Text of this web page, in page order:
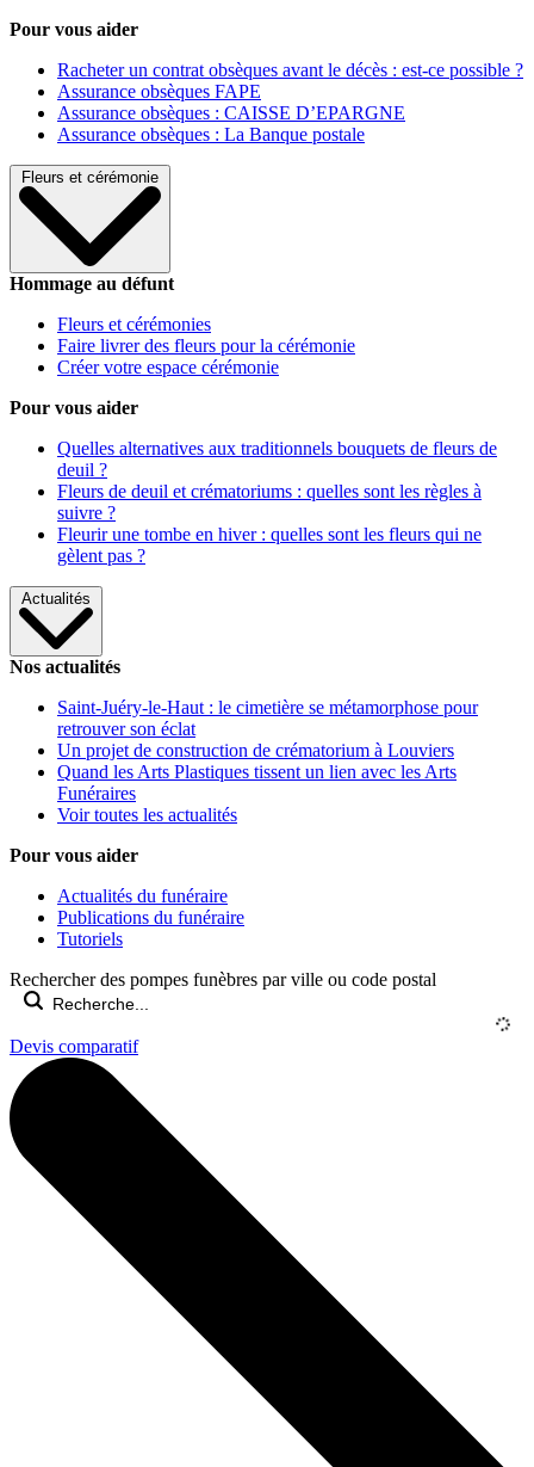
Pour vous aider
Racheter un contrat obsèques avant le décès : est-ce possible ?
Assurance obsèques FAPE
Assurance obsèques : CAISSE D’EPARGNE
Assurance obsèques : La Banque postale
Fleurs et cérémonie
Hommage au défunt
Fleurs et cérémonies
Faire livrer des fleurs pour la cérémonie
Créer votre espace cérémonie
Pour vous aider
Quelles alternatives aux traditionnels bouquets de fleurs de
deuil ?
Fleurs de deuil et crématoriums : quelles sont les règles à
suivre ?
Fleurir une tombe en hiver : quelles sont les fleurs qui ne
gèlent pas ?
Actualités
Nos actualités
Saint-Juéry-le-Haut : le cimetière se métamorphose pour
retrouver son éclat
Un projet de construction de crématorium à Louviers
Quand les Arts Plastiques tissent un lien avec les Arts
Funéraires
Voir toutes les actualités
Pour vous aider
Actualités du funéraire
Publications du funéraire
Tutoriels
Rechercher des pompes funèbres par ville ou code postal
Devis comparatif